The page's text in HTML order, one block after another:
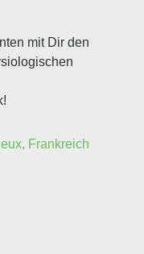
mit Dir den
Frankreich